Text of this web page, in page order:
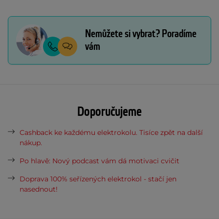
Nemůžete si vybrat? Poradíme
vám
Doporučujeme
Cashback ke každému elektrokolu. Tisíce zpět na další
nákup.
Po hlavě: Nový podcast vám dá motivaci cvičit
Doprava 100% seřízených elektrokol - stačí jen
nasednout!